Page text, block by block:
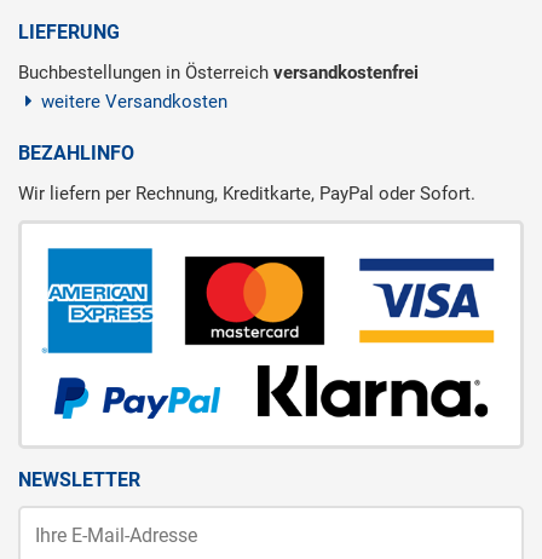
LIEFERUNG
Buchbestellungen in Österreich versandkostenfrei
weitere Versandkosten
BEZAHLINFO
Wir liefern per Rechnung, Kreditkarte, PayPal oder Sofort.
NEWSLETTER